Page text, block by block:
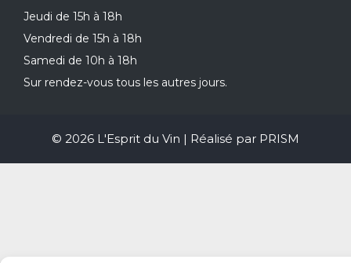
Jeudi de 15h à 18h
Vendredi de 15h à 18h
Samedi de 10h à 18h
Sur rendez-vous tous les autres jours.
© 2026 L'Esprit du Vin | Réalisé par PRISM